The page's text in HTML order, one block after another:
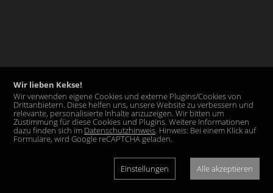
Wir lieben Kekse!
Wir verwenden eigene Cookies und externe Plugins/Cookies von
Drittanbietern. Diese helfen uns, unsere Website zu verbessern und
relevante, personalisierte Inhalte anzuzeigen. Wir bitten um
Zustimmung für diese Cookies und Plugins. Weitere Informationen
dazu finden sich im Datenschutzhinweis. Hinweis: Bei einem Klick auf
Formulare, wird Google reCAPTCHA geladen.
Einstellungen Alle akzeptieren